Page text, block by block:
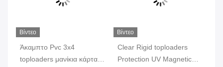
Βίντεο
Άκαμπτο Pvc 3x4
toploaders μανίκια κάρτας
Βίντεο
Clear Rigid toploaders
Protection UV Magnetic